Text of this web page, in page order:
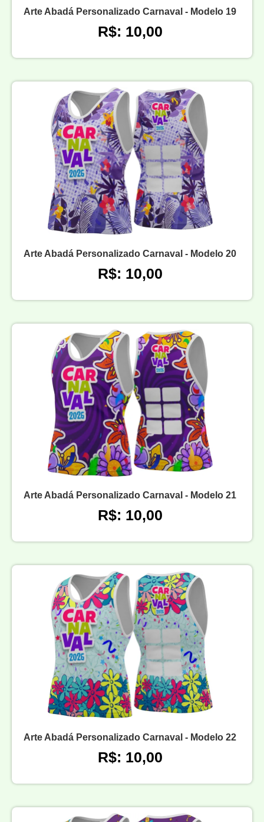
Arte Abadá Personalizado Carnaval - Modelo 19
R$: 10,00
Arte Abadá Personalizado Carnaval - Modelo 20
R$: 10,00
Arte Abadá Personalizado Carnaval - Modelo 21
R$: 10,00
Arte Abadá Personalizado Carnaval - Modelo 22
R$: 10,00